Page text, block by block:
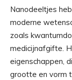
Nanodeeltjes
moderne
zoals
medicijnafgifte.
eigenschappen,
grootte en vorm